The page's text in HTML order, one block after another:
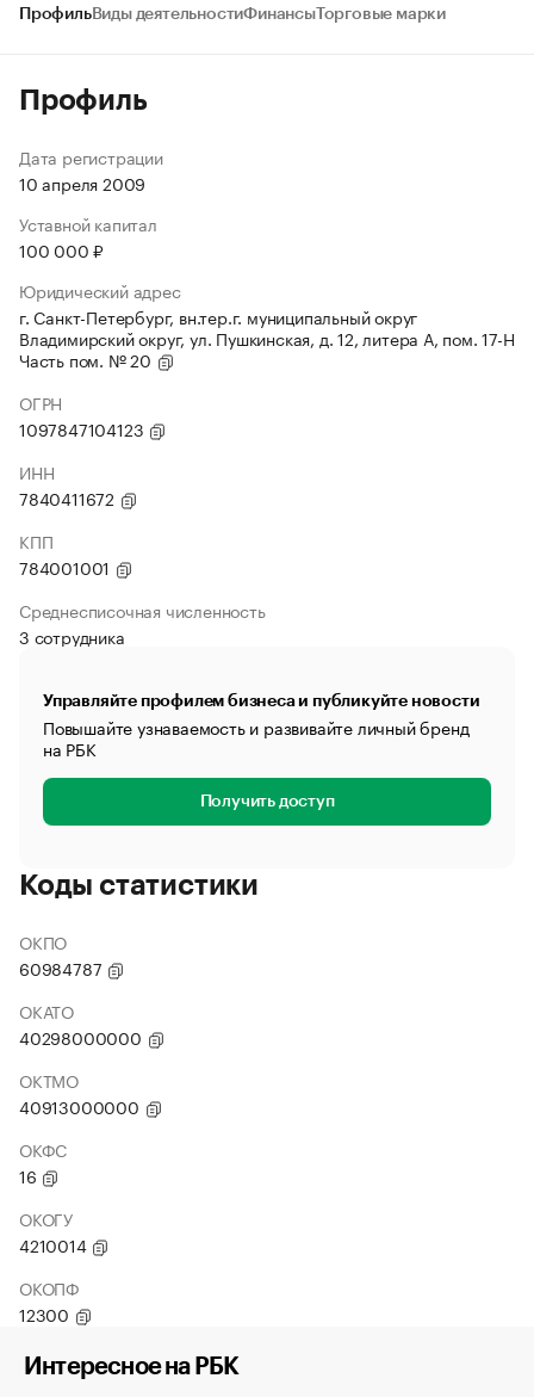
ПрофильВиды деятельностиФинансыТорговые марки
Профиль
Дата регистрации
10 апреля 2009
Уставной капитал
100 000 ₽
Юридический адрес
г. Санкт-Петербург, вн.тер.г. муниципальный округ
Владимирский округ, ул. Пушкинская, д. 12, литера А, пом. 17-Н
Часть пом. № 20
ОГРН
1097847104123
ИНН
7840411672
КПП
784001001
Среднесписочная численность
3 сотрудника
Управляйте профилем бизнеса и публикуйте новости
Повышайте узнаваемость и развивайте личный бренд
на РБК
Получить доступ
Коды статистики
ОКПО
60984787
ОКАТО
40298000000
ОКТМО
40913000000
ОКФС
16
ОКОГУ
4210014
ОКОПФ
12300
Интересное на РБК